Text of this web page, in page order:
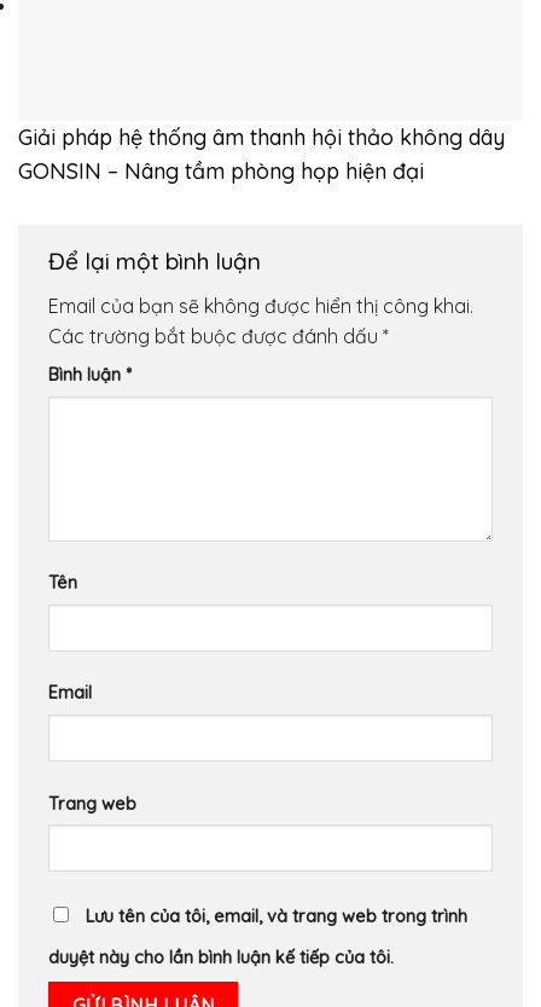
Giải pháp hệ thống âm thanh hội thảo không dây
GONSIN – Nâng tầm phòng họp hiện đại
Để lại một bình luận
Email của bạn sẽ không được hiển thị công khai.
Các trường bắt buộc được đánh dấu *
Bình luận *
Tên
Email
Trang web
Lưu tên của tôi, email, và trang web trong trình
duyệt này cho lần bình luận kế tiếp của tôi.